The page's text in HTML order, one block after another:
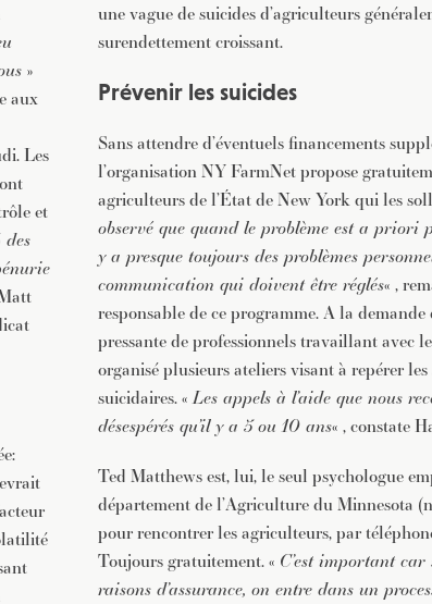
»
aux
Les
et
une vague de suicides d’agriculteurs
surendettement croissant.
Prévenir les suicides
Sans attendre d’éventuels financements
l’organisation NY FarmNet propose
agriculteurs de l’État de New York qui les
observé que quand le problème est a priori
y a presque toujours des problèmes
communication qui doivent être réglés« ,
responsable de ce programme. A la
pressante de professionnels travaillant avec
organisé plusieurs ateliers visant à repérer les
suicidaires. «Les appels à l’aide que nous
désespérés qu’il y a 5 ou 10 ans« , constate
Ted Matthews est, lui, le seul psychologue
département de l’Agriculture du Minnesota
pour rencontrer les agriculteurs, par
Toujours gratuitement. « C’est important
raisons d’assurance, on entre dans un